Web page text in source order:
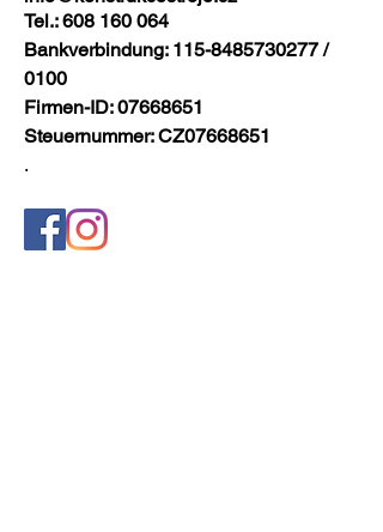
Tel.:608 160 064
Bankverbindung: 115-8485730277/
0100
Firmen-ID:07668651
Steuernummer: CZ07668651
.